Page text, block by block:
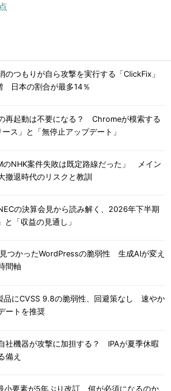
のつもりが自ら攻撃を実行する「ClickFix」
日本の割合が最多14％
再起動は不要になる？ Chromeが模索する
ース」と「無停止アップデート」
のNHK案件失敗は既定路線だった」 メイン
撤退時代のリスクと教訓
の決算会見から読み解く、2026年下半期
と「収益の見通し」
つかったWordPressの脆弱性 生成AIが変え
間軸
品にCVSS 9.8の脆弱性、回避策なし 速やか
ートを推奨
社機器が攻撃に加担する？ IPAが夏季休暇
備え
小要素が5年ぶり改訂 何が必須になるのか